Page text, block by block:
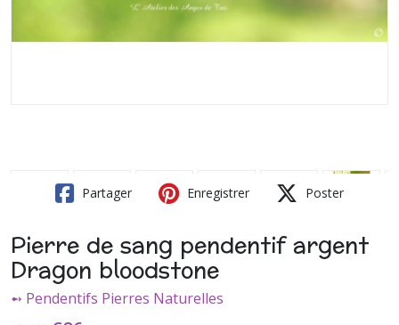
Partager Enregistrer Poster
Pierre de sang pendentif argent
Dragon bloodstone
➻ Pendentifs Pierres Naturelles